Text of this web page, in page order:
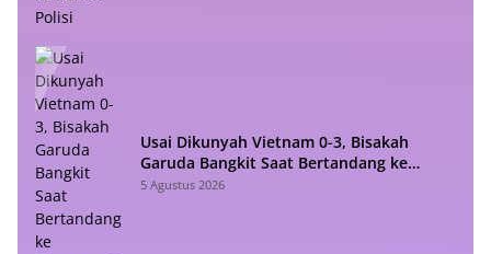
Usai Dikunyah Vietnam 0-3, Bisakah
Garuda Bangkit Saat Bertandang ke
Singapura?
5 Agustus 2026